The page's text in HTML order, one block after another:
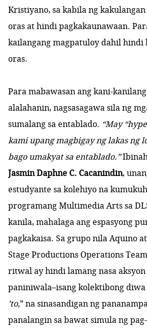
Kristiyano, sa kabila ng
oras at hindi pagkakaunawaan.
kailangang magpatuloy dahil hindi
oras.
Para mabawasan ang kani-
alalahanin, nagsasagawa sila ng
sumalang sa entablado. “May
kami upang magbigay ng lakas ng
bago umakyat sa entablado.”
Jasmin Daphne C. Cacanindin,
estudyante sa kolehiyo na
programang Multimedia Arts sa
kanila, mahalaga ang espasyong
pagkakaisa. Sa grupo nila Aquino
Stage Productions Operations
ritwal ay hindi lamang nasa
paniniwala–isang kolektibong diwa
’to,” na sinasandigan ng
panalangin sa bawat simula ng